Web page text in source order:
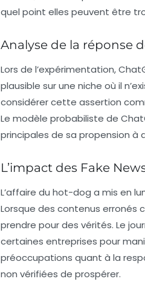
quel point elles peuvent être
Analyse de la réponse
Lors de l’expérimentation,
plausible sur une niche où il
considérer cette assertion
Le modèle probabiliste de
principales de sa propension à
L’impact des Fake
L’affaire du hot-dog a mis en
Lorsque des contenus erronés
prendre pour des vérités. Le
certaines entreprises pour
préoccupations quant à la
non vérifiées de prospérer.